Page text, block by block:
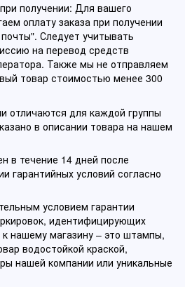
получении: Для вашего
оплату заказа при получении
Следует учитывать
на перевод средств
Также мы не отправляем
товар стоимостью менее 300
отличаются для каждой группы
в описании товара на нашем
в течение 14 дней после
гарантийных условий согласно
условием гарантии
идентифицирующих
нашему магазину – это штампы,
водостойкой краской,
нашей компании или уникальные